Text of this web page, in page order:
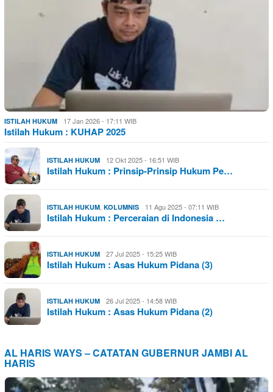
ISTILAH HUKUM 17 Jan 2026 - 17:11 WIB
Istilah Hukum : KUHAP 2025
ISTILAH HUKUM 12 Okt 2025 - 16:51 WIB
Istilah Hukum : Prinsip-Prinsip Hukum Pe…
ISTILAH HUKUM, KOLUMNIS 11 Agu 2025 - 07:11 WIB
Istilah Hukum : Perceraian di Indonesia …
ISTILAH HUKUM 27 Jul 2025 - 15:25 WIB
Istilah Hukum : Asas Hukum Pidana (3)
ISTILAH HUKUM 26 Jul 2025 - 14:58 WIB
Istilah Hukum : Asas Hukum Pidana (2)
AL HARIS WAYS – CATATAN GUBERNUR JAMBI AL
HARIS